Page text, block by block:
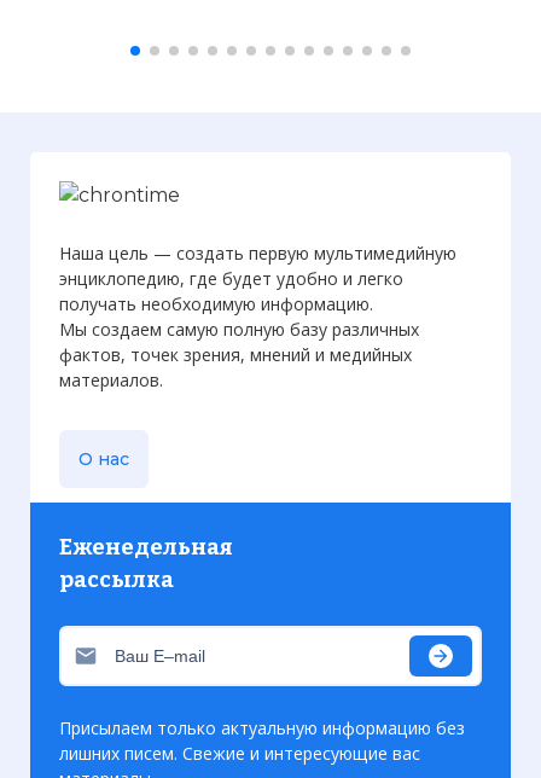
Наша цель — создать первую мультимедийную
энциклопедию, где будет удобно и легко
получать необходимую информацию.
Мы создаем самую полную базу различных
фактов, точек зрения, мнений и медийных
материалов.
О нас
Еженедельная
рассылка
Присылаем только актуальную информацию без
лишних писем. Свежие и интересующие вас